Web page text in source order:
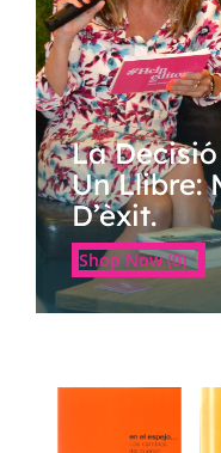
La
Un Llibre:
D’èxit.
Shop Now (0)